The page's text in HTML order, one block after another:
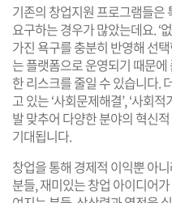
기존의 창업지원 프로그램들은
요구하는 경우가 많았는데요. ‘
가진 욕구를 충분히 반영해 선
는 플랫폼으로 운영되기 때문
한 리스크를 줄일 수 있습니다.
고 있는 ‘사회문제해결’, ‘사회
발 맞추어 다양한 분야의 혁신
기대됩니다.
창업을 통해 경제적 이익뿐 아
분들, 재미있는 창업 아이디어